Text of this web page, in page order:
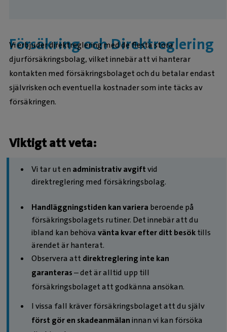
Försäkring och Direktreglering
Vi erbjuder direktreglering med de flesta stora
djurförsäkringsbolag, vilket innebär att vi hanterar
kontakten med försäkringsbolaget och du betalar endast
självrisken och eventuella kostnader som inte täcks av
försäkringen.
Viktigt att veta:
Vi tar ut en administrativ avgiftvid
direktreglering med försäkringsbolag.
Handläggningstiden kan variera beroende på
försäkringsbolagets rutiner. Det innebär att du
ibland kan behöva vänta kvar efter ditt besöktills
ärendet är hanterat.
Observera att direktreglering inte kan
garanteras– det är alltid upp till
försäkringsbolaget att godkänna ansökan.
I vissa fall kräver försäkringsbolaget att du själv
först gör en skadeanmälaninnan vi kan försöka